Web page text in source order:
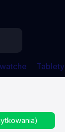
Tablety